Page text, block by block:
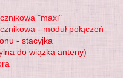
"maxi"
- moduł połączeń
- stacyjka
do wiązka anteny)